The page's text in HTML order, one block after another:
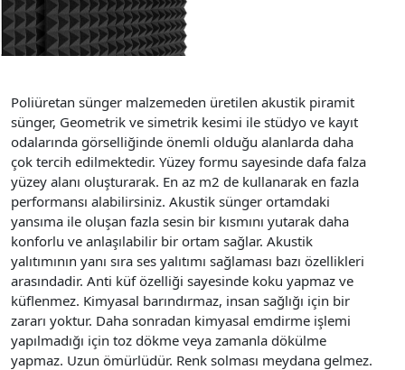
Poliüretan sünger malzemeden üretilen akustik piramit
sünger, Geometrik ve simetrik kesimi ile stüdyo ve kayıt
odalarında görselliğinde önemli olduğu alanlarda daha
çok tercih edilmektedir. Yüzey formu sayesinde dafa falza
yüzey alanı oluşturarak. En az m2 de kullanarak en fazla
performansı alabilirsiniz. Akustik sünger ortamdaki
yansıma ile oluşan fazla sesin bir kısmını yutarak daha
konforlu ve anlaşılabilir bir ortam sağlar. Akustik
yalıtımının yanı sıra ses yalıtımı sağlaması bazı özellikleri
arasındadir. Anti küf özelliği sayesinde koku yapmaz ve
küflenmez. Kimyasal barındırmaz, insan sağlığı için bir
zararı yoktur. Daha sonradan kimyasal emdirme işlemi
yapılmadığı için toz dökme veya zamanla dökülme
yapmaz. Uzun ömürlüdür. Renk solması meydana gelmez.